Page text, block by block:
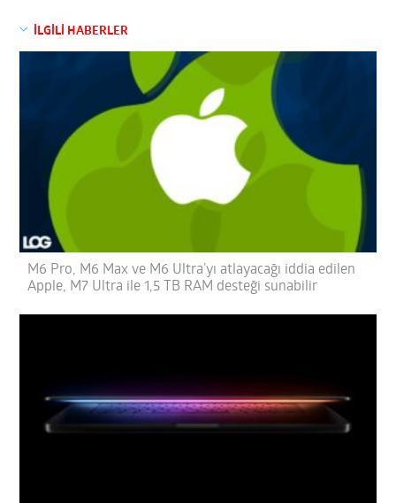
İLGİLİ HABERLER
M6 Pro, M6 Max ve M6 Ultra’yı atlayacağı iddia edilen
Apple, M7 Ultra ile 1,5 TB RAM desteği sunabilir